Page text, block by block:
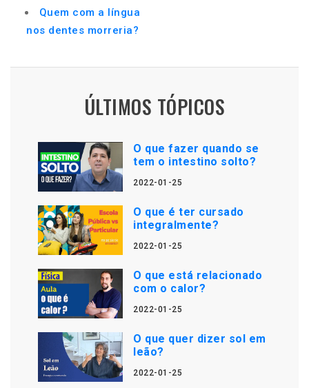
Quem com a língua
nos dentes morreria?
ÚLTIMOS TÓPICOS
O que fazer quando se
tem o intestino solto?
2022-01-25
O que é ter cursado
integralmente?
2022-01-25
O que está relacionado
com o calor?
2022-01-25
O que quer dizer sol em
leão?
2022-01-25